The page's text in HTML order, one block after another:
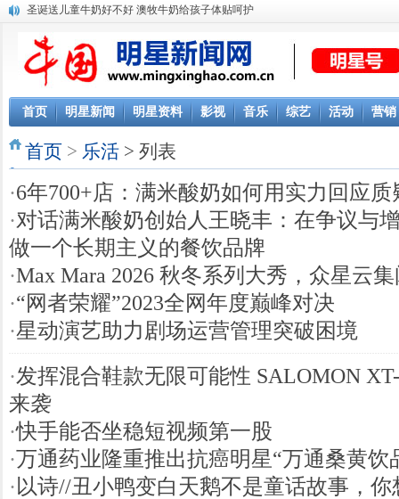
圣诞送儿童牛奶好不好 澳牧牛奶给孩子体贴呵护
首页 明星新闻 明星资料 影视 音乐 综艺 活动 营销
首页 > 乐活 > 列表
·6年700+店：满米酸奶如何用实力回应质
·对话满米酸奶创始人王晓丰：在争议与
做一个长期主义的餐饮品牌
·Max Mara 2026 秋冬系列大秀，众星云
·“网者荣耀”2023全网年度巅峰对决
·星动演艺助力剧场运营管理突破困境
·发挥混合鞋款无限可能性 SALOMON
来袭
·快手能否坐稳短视频第一股
·万通药业隆重推出抗癌明星“万通桑黄饮
· 以诗//丑小鸭变白天鹅不是童话故事，